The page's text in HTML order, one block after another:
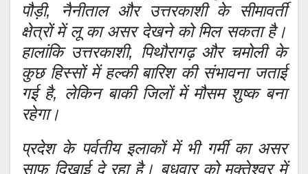
पौड़ी, नैनीताल और उत्तरकाशी के सीमावर्ती
क्षेत्रों में लू का असर देखने को मिल सकता है।
हालांकि उत्तरकाशी, पिथौरागढ़ और चमोली के
कुछ हिस्सों में हल्की बारिश की संभावना जताई
गई है, लेकिन बाकी जिलों में मौसम शुष्क बना
रहेगा।
प्रदेश के पर्वतीय इलाकों में भी गर्मी का असर
साफ दिखाई दे रहा है। बुधवार को मुक्तेश्वर में